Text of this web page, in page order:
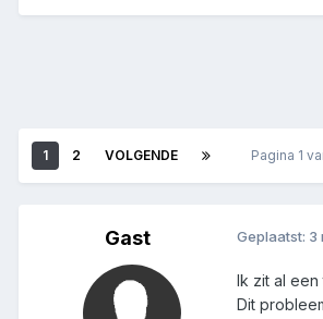
1 2 VOLGENDE Pagina 1
Gast Geplaatst: 3
Ik zit al
Dit